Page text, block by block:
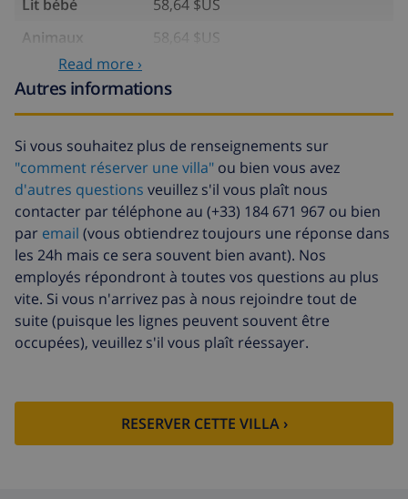
Lit bébé
58,64 $US
Animaux
58,64 $US
Draps
supplémentaires
Serviettes
supplémentaires
8,80 $US par personne
Départ tardif
113,75 $US
Nettoyage
supplémentaire
basée sur consommation
énergétique (52,77 $US/HOUR)
Fonds
d'annulation:
4.80% du montant total
Read more ›
Autres informations
Si vous souhaitez plus de renseignements sur
"comment réserver une villa" ou bien vous avez
d'autres questions veuillez s'il vous plaît nous
contacter par téléphone au (+33) 184 671 967 ou bien
par email (vous obtiendrez toujours une réponse dans
les 24h mais ce sera souvent bien avant). Nos
employés répondront à toutes vos questions au plus
vite. Si vous n'arrivez pas à nous rejoindre tout de
suite (puisque les lignes peuvent souvent être
occupées), veuillez s'il vous plaît réessayer.
RESERVER CETTE VILLA ›